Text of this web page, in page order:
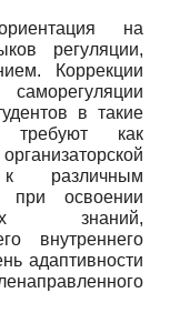
на
регуляции,
Коррекции
в такие
требуют как
к различным
при освоении
знаний,
внутреннего
адаптивности